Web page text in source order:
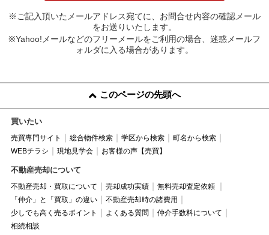
※ご記入頂いたメールアドレス宛てに、お問合せ内容の確認メール
をお送りいたします。
※Yahoo!メールなどのフリーメールをご利用の場合、迷惑メールフ
ォルダに入る場合があります。
このページの先頭へ
買いたい
売買専門サイト 総合物件検索 学区から検索
町名から検索
WEBチラシ
現地見学会 お客様の声【売買】
不動産売却について
不動産売却・買取について 売却成功実績
無料売却査定依頼
「仲介」と「買取」の違い
不動産売却時の諸費用
少しでも高く売るポイント
よくある質問
仲介手数料について
相続相談